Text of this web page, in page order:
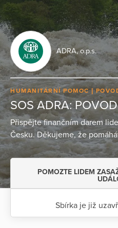
ADRA, o.p.s.
HUMANITÁRNÍ POMOC
SOS ADRA:
Přispějte finančním darem
Česku. Děkujeme, že
POMOZTE LIDEM
Sbírka je již